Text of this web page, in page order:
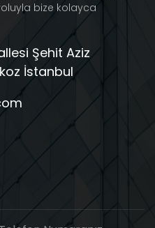
bize kolayca
Şehit Aziz
İstanbul